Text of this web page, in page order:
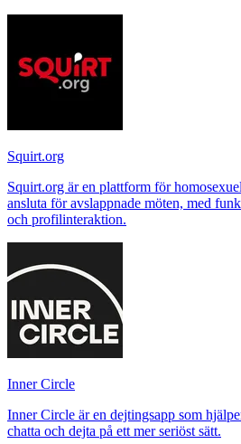
Squirt.org
Squirt.org är en plattform för
ansluta för avslappnade möten, med
och profilinteraktion.
Inner Circle
Inner Circle är en dejtingsapp som
chatta och dejta på ett mer seriöst sätt.